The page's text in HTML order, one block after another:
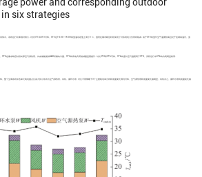
power and corresponding outdoor
six strategies
供冷，系统运行功率相对较大. 对比ST1和ST3可知，ST3在14:00—16:00将室温设定值上调了2 ℃，因而在需求响应时段实现了对系统电力负荷的削减. 由于ST3的室外空气温度较高且处于连续高温日，虽
在需求响应时段关停空气源热泵，并由储能提供AHU所需的冷量，ST4的用电负荷削减量显著提升. 对比ST4和ST6可知，ST6的室外空气温度高于ST4，实际运行中ST6的功耗明显较高.
可知，整个空调系统中各单元耗电量占比由大到小依次为空气源热泵、风机、循环水泵. 对比不同策略下3个主要耗电单元的耗电量变化情况可知，空气源热泵耗电量变化最明显，风机次之，循环水泵耗电量变化最